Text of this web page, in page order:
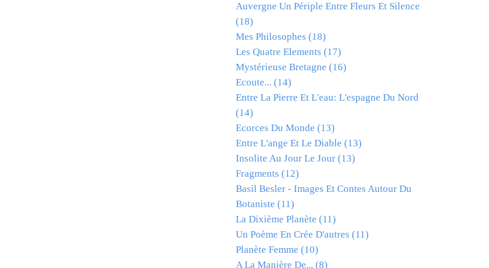
Auvergne Un Périple Entre Fleurs Et Silence
(18)
Mes Philosophes (18)
Les Quatre Elements (17)
Mystérieuse Bretagne (16)
Ecoute... (14)
Entre La Pierre Et L'eau: L'espagne Du Nord
(14)
Ecorces Du Monde (13)
Entre L'ange Et Le Diable (13)
Insolite Au Jour Le Jour (13)
Fragments (12)
Basil Besler - Images Et Contes Autour Du
Botaniste (11)
La Dixième Planète (11)
Un Poème En Crée D'autres (11)
Planète Femme (10)
A La Manière De... (8)